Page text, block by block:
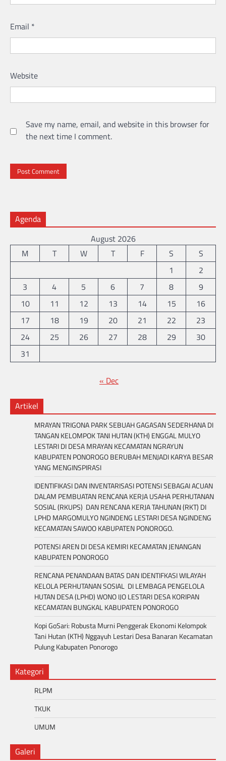
Email *
Website
Save my name, email, and website in this browser for
the next time I comment.
Agenda
August 2026
M
T W T F S
S
1
2
3
4 5 6 7 8
9
10
11 12 13 14 15
16
17
18 19 20 21 22
23
24
25 26 27 28 29
30
31
« Dec
Artikel
MRAYAN TRIGONA PARK SEBUAH GAGASAN SEDERHANA DI
TANGAN KELOMPOK TANI HUTAN (KTH) ENGGAL MULYO
LESTARI DI DESA MRAYAN KECAMATAN NGRAYUN
KABUPATEN PONOROGO BERUBAH MENJADI KARYA BESAR
YANG MENGINSPIRASI
IDENTIFIKASI DAN INVENTARISASI POTENSI SEBAGAI ACUAN
DALAM PEMBUATAN RENCANA KERJA USAHA PERHUTANAN
SOSIAL (RKUPS) DAN RENCANA KERJA TAHUNAN (RKT) DI
LPHD MARGOMULYO NGINDENG LESTARI DESA NGINDENG
KECAMATAN SAWOO KABUPATEN PONOROGO.
POTENSI AREN DI DESA KEMIRI KECAMATAN JENANGAN
KABUPATEN PONOROGO
RENCANA PENANDAAN BATAS DAN IDENTIFKASI WILAYAH
KELOLA PERHUTANAN SOSIAL DI LEMBAGA PENGELOLA
HUTAN DESA (LPHD) WONO IJO LESTARI DESA KORIPAN
KECAMATAN BUNGKAL KABUPATEN PONOROGO
Kopi GoSari: Robusta Murni Penggerak Ekonomi Kelompok
Tani Hutan (KTH) Nggayuh Lestari Desa Banaran Kecamatan
Pulung Kabupaten Ponorogo
Kategori
RLPM
TKUK
UMUM
Galeri